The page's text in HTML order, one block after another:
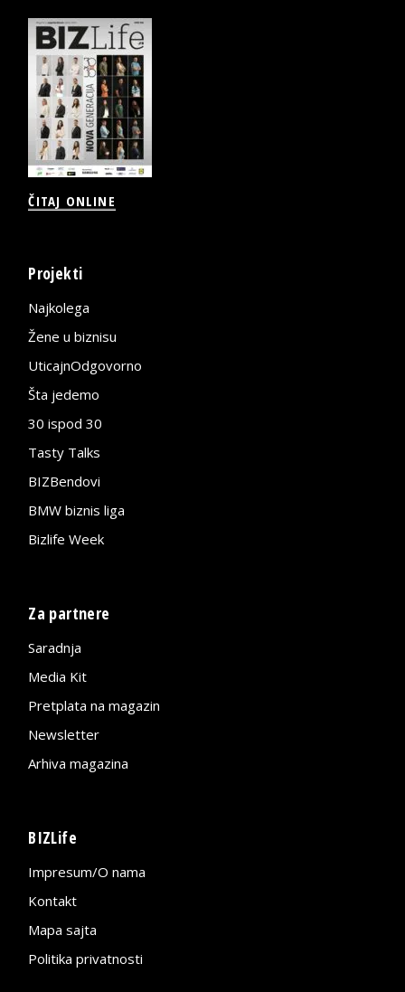
ČITAJ ONLINE
Projekti
Najkolega
Žene u biznisu
UticajnOdgovorno
Šta jedemo
30 ispod 30
Tasty Talks
BIZBendovi
BMW biznis liga
Bizlife Week
Za partnere
Saradnja
Media Kit
Pretplata na magazin
Newsletter
Arhiva magazina
BIZLife
Impresum/O nama
Kontakt
Mapa sajta
Politika privatnosti